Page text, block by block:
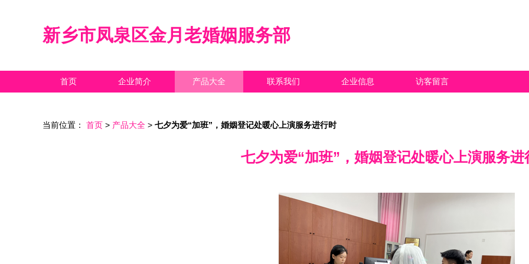
新乡市凤泉区金月老婚姻服务部
首页 企业简介 产品大全 联系我们 企业信息 访客留言
当前位置： 首页 > 产品大全 > 七夕为爱“加班”，婚姻登记处暖心上演服务进行时
七夕为爱“加班”，婚姻登记处暖心上演服务进